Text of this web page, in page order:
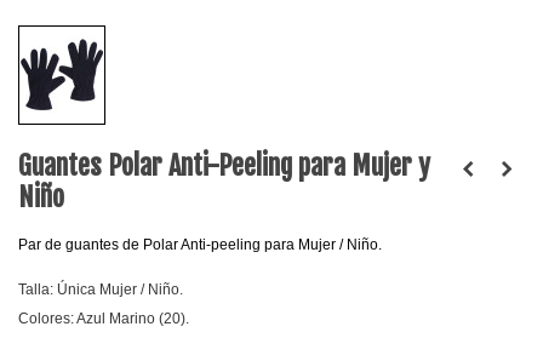
Guantes Polar Anti-Peeling para Mujer y
Niño
Par de guantes de Polar Anti-peeling para Mujer / Niño.
Talla: Única Mujer / Niño.
Colores: Azul Marino (20).